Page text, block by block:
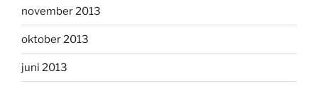
november 2013
oktober 2013
juni 2013